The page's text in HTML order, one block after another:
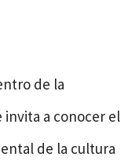
de la
invita a conocer el
de la cultura